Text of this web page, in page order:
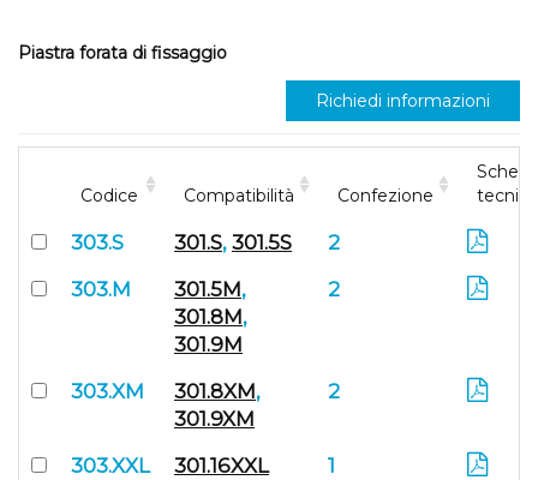
Piastra forata di fissaggio
Richiedi informazioni
Codice Compatibilità Confezione
tecnico
303.S 301.S, 301.5S
2
303.M
301.5M,
301.8M,
301.9M
2
303.XM 301.8XM,
301.9XM
2
303.XXL 301.16XXL
1